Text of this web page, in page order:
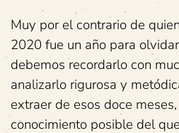
Muy por el contrario de
2020 fue un año para
debemos recordarlo con
analizarlo rigurosa y
extraer de esos doce
conocimiento posible del